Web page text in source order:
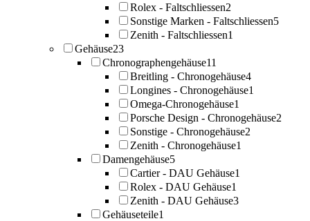
Rolex - Faltschliessen2
Sonstige Marken - Faltschliessen5
Zenith - Faltschliessen1
Gehäuse23
Chronographengehäuse11
Breitling - Chronogehäuse4
Longines - Chronogehäuse1
Omega-Chronogehäuse1
Porsche Design - Chronogehäuse2
Sonstige - Chronogehäuse2
Zenith - Chronogehäuse1
Damengehäuse5
Cartier - DAU Gehäuse1
Rolex - DAU Gehäuse1
Zenith - DAU Gehäuse3
Gehäuseteile1